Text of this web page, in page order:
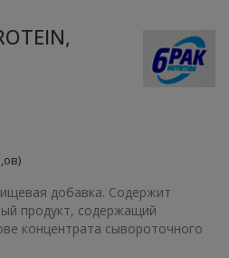
добавка. Содержит
продукт, содержащий
концентрата сывороточного